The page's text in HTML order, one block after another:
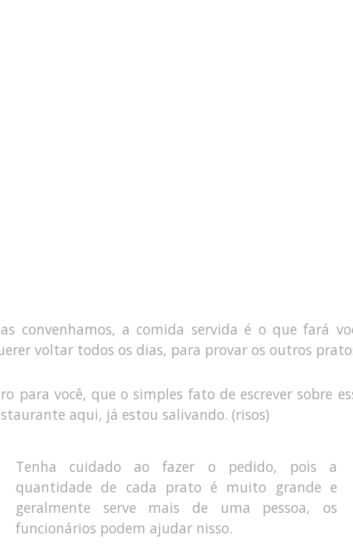
convenhamos, a comida servida é o que fará
voltar todos os dias, para provar os outros
para você, que o simples fato de escrever sobre
aqui, já estou salivando. (risos)
Tenha cuidado ao fazer o pedido, pois a
quantidade de cada prato é muito grande e
geralmente serve mais de uma pessoa, os
funcionários podem ajudar nisso.